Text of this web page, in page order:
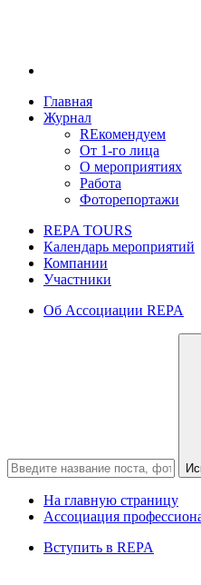
Главная
Журнал
REкомендуем
От 1-го лица
О мероприятиях
Работа
Фоторепортажи
REPA TOURS
Календарь мероприятий
Компании
Участники
Об Ассоциации REPA
На главную страницу
Ассоциация
Вступить в REPA